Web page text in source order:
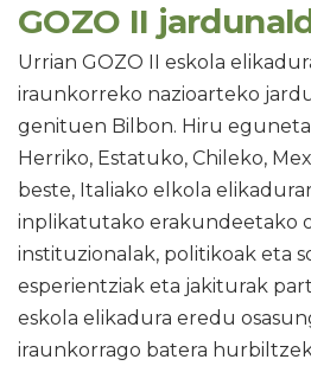
GOZO II
Urrian GOZO II eskola
iraunkorreko nazioarteko
genituen Bilbon. Hiru
Herriko, Estatuko, Chileko,
beste, Italiako elkola
inplikatutako erakundeetako
instituzionalak, politikoak eta
esperientziak eta jakiturak
eskola elikadura eredu
iraunkorrago batera